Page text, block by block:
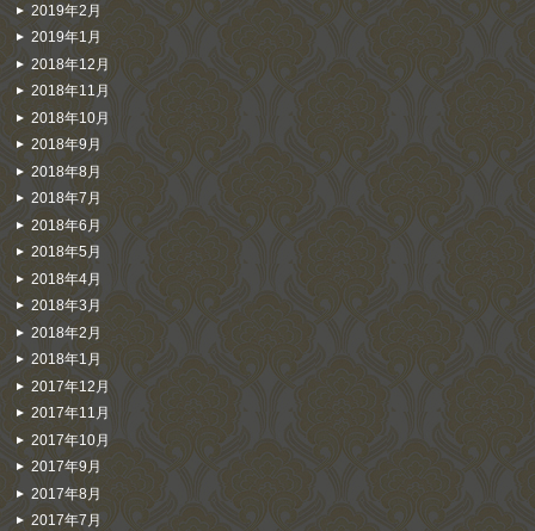
2019年2月
2019年1月
2018年12月
2018年11月
2018年10月
2018年9月
2018年8月
2018年7月
2018年6月
2018年5月
2018年4月
2018年3月
2018年2月
2018年1月
2017年12月
2017年11月
2017年10月
2017年9月
2017年8月
2017年7月